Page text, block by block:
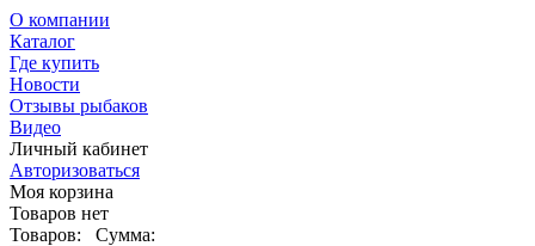
О компании
Каталог
Где купить
Новости
Отзывы рыбаков
Видео
Личный кабинет
Авторизоваться
Моя корзина
Товаров нет
Товаров:
Сумма: